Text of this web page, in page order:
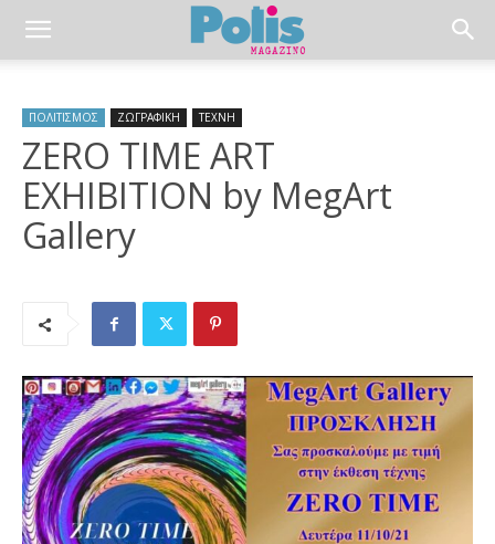
ΠΟΛΙΤΙΣΜΟΣ ΖΩΓΡΑΦΙΚΗ ΤΕΧΝΗ
ZERO TIME ART
EXHIBITION by MegArt
Gallery